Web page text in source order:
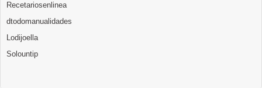
Recetariosenlinea
dtodomanualidades
Lodijoella
Solountip